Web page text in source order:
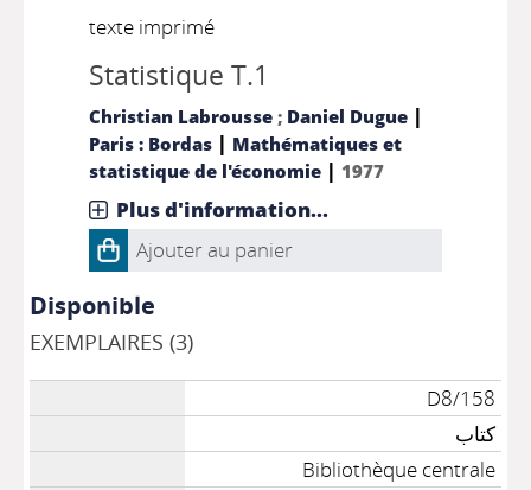
texte imprimé
Statistique T.1
Christian Labrousse; Daniel Dugue |
Paris : Bordas| Mathématiques et
statistique de l'économie| 1977
Plus d'information...
Ajouter au panier
Disponible
EXEMPLAIRES (3)
D8/158
كتاب
Bibliothèque centrale